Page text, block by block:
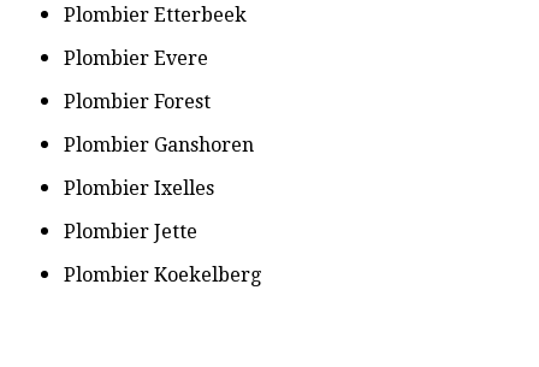
​Plombier Etterbeek
​Plombier Evere
​Plombier Forest
​Plombier Ganshoren
​Plombier Ixelles
​Plombier Jette
​Plombier Koekelberg